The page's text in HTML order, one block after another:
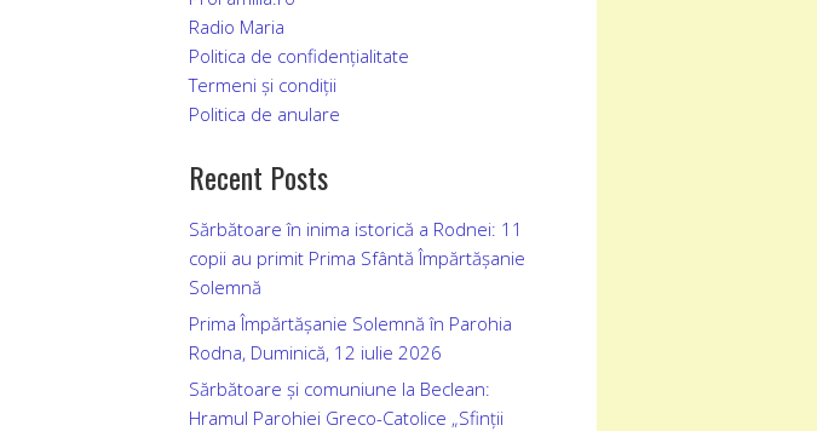
Radio Maria
Politica de confidențialitate
Termeni și condiții
Politica de anulare
Recent Posts
Sărbătoare în inima istorică a Rodnei: 11
copii au primit Prima Sfântă Împărtășanie
Solemnă
Prima Împărtășanie Solemnă în Parohia
Rodna, Duminică, 12 iulie 2026
Sărbătoare și comuniune la Beclean:
Hramul Parohiei Greco-Catolice „Sfinții